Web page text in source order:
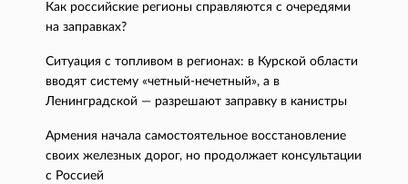
Как российские регионы справляются с очередями
на заправках?
Ситуация с топливом в регионах: в Курской области
вводят систему «четный-нечетный», а в
Ленинградской — разрешают заправку в канистры
Армения начала самостоятельное восстановление
своих железных дорог, но продолжает консультации
с Россией